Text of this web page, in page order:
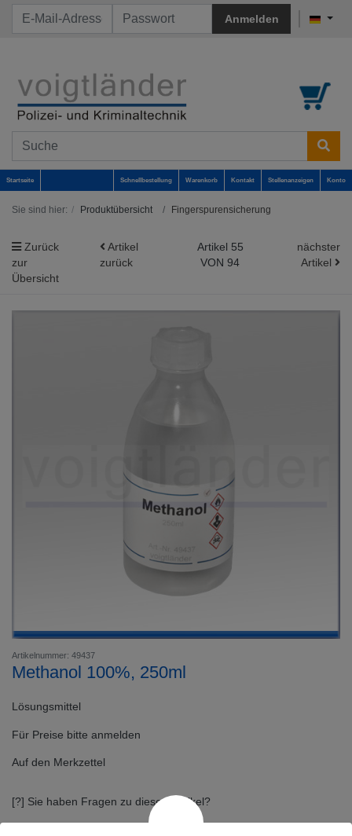
Anmelden
Startseite Schnellbestellung Warenkorb Kontakt Stellenanzeigen Konto
Sie sind hier: Produktübersicht Fingerspurensicherung
Zurück
zur
Übersicht
Artikel
zurück
Artikel 55
VON 94
nächster
Artikel
Artikelnummer: 49437
Methanol 100%, 250ml
Lösungsmittel
Für Preise bitte anmelden
Auf den Merkzettel
[?] Sie haben Fragen zu diesem Artikel?